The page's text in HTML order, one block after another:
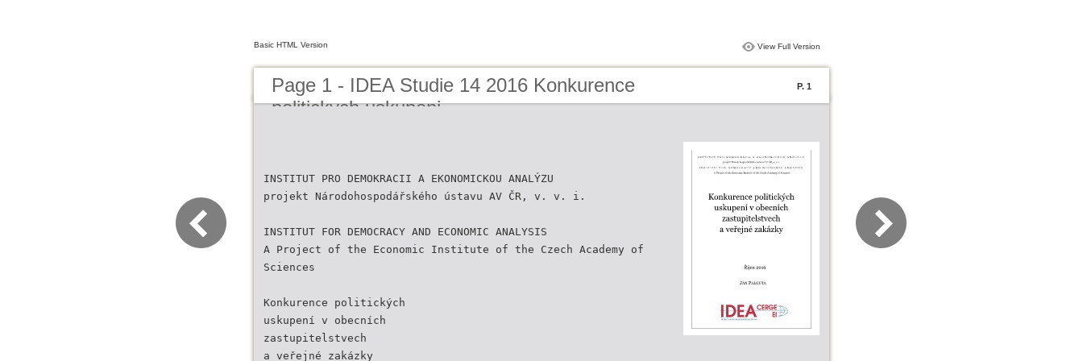
Basic HTML Version View Full Version
Page 1 - IDEA Studie 14 2016 Konkurence
politickych uskupeni
P. 1
INSTITUT PRO DEMOKRACII A EKONOMICKOU ANALÝZU
projekt Národohospodářského ústavu AV ČR, v. v. i.
INSTITUT FOR DEMOCRACY AND ECONOMIC ANALYSIS
A Project of the Economic Institute of the Czech Academy of
Sciences
Konkurence politických
uskupení v obecních
zastupitelstvech
a veřejné zakázky